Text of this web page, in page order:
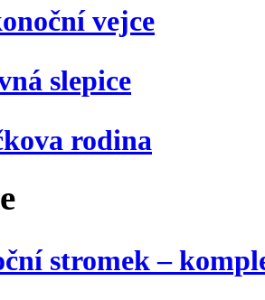
vejce
slepice
rodina
stromek –